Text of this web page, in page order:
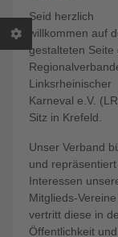
Seid herzlich
willkommen auf
gestalteten Seite
Linksrheinischer
Karneval e.V.
Sitz in Krefeld.
Unser Verband
und repräsentiert
Interessen
Mitglieds-
vertritt diese in
Öffentlichkeit